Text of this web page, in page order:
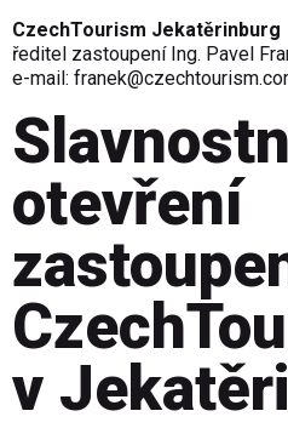
CzechTourism Jekatěrinburg
ředitel zastoupení Ing. Pavel
e-mail: franek@
otevření
v